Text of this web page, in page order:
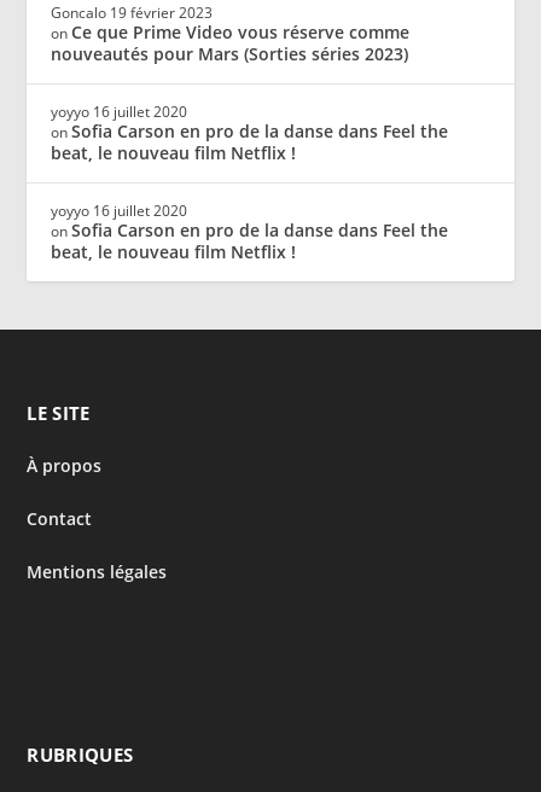
Goncalo 19 février 2023
onCe que Prime Video vous réserve comme
nouveautés pour Mars (Sorties séries 2023)
yoyyo 16 juillet 2020
onSofia Carson en pro de la danse dans Feel the
beat, le nouveau film Netflix !
yoyyo 16 juillet 2020
onSofia Carson en pro de la danse dans Feel the
beat, le nouveau film Netflix !
LE SITE
À propos
Contact
Mentions légales
RUBRIQUES